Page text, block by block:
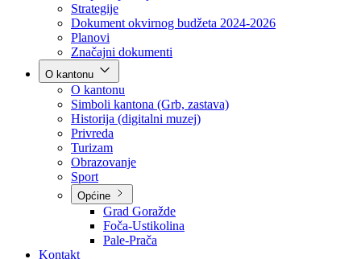
Poslovnik
Program rada Vlade
Ekspoze premijera
Strategije
Dokument okvirnog budžeta 2024-2026
Planovi
Značajni dokumenti
O kantonu
O kantonu
Simboli kantona (Grb, zastava)
Historija (digitalni muzej)
Privreda
Turizam
Obrazovanje
Općine